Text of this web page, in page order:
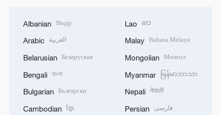
Albanian Shqip
Arabic العربية
Belarusian Беларуская
Bengali বাংলা
Bulgarian Български
Cambodian ខ្មែរ
Lao ລາວ
Malay Bahasa Melayu
Mongolian Монгол
Myanmar မြန်မာဘာသာ
Nepali नेपाली
Persian فارسی